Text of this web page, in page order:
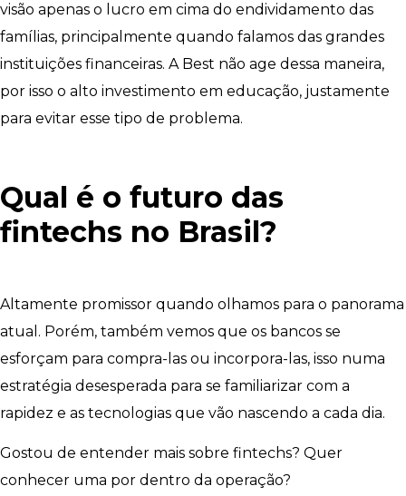
visão apenas o lucro em cima do endividamento das
famílias, principalmente quando falamos das grandes
instituições financeiras. A Best não age dessa maneira,
por isso o alto investimento em educação, justamente
para evitar esse tipo de problema.
Qual é o futuro das
fintechs no Brasil?
Altamente promissor quando olhamos para o panorama
atual. Porém, também vemos que os bancos se
esforçam para compra-las ou incorpora-las, isso numa
estratégia desesperada para se familiarizar com a
rapidez e as tecnologias que vão nascendo a cada dia.
Gostou de entender mais sobre fintechs? Quer
conhecer uma por dentro da operação?